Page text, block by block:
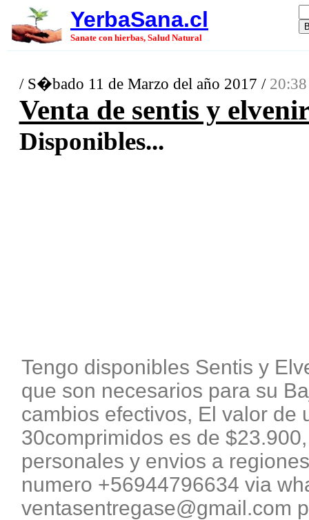
YerbaSana.cl
Sanate con hierbas, Salud Natural
/ S�bado 11 de Marzo del año 2017 /
Venta de sentis y
Disponibles...
Tengo disponibles Sentis y
que son necesarios para su
cambios efectivos, El valor de
30comprimidos es de
personales y envios a
numero +56944796634 via
ventasentregase@gmail.com